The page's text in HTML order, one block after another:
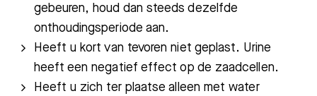
gebeuren, houd dan steeds dezelfde
onthoudingsperiode aan.
Heeft u kort van tevoren niet geplast. Urine
heeft een negatief effect op de zaadcellen.
Heeft u zich ter plaatse alleen met water